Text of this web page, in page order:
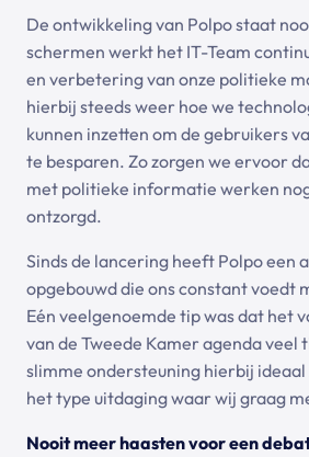
De ontwikkeling van Polpo staat
schermen werkt het IT-Team
en verbetering van onze politieke
hierbij steeds weer hoe we
kunnen inzetten om de gebruikers
te besparen. Zo zorgen we ervoor
met politieke informatie werken
ontzorgd.
Sinds de lancering heeft Polpo een
opgebouwd die ons constant voedt
Eén veelgenoemde tip was dat het
van de Tweede Kamer agenda veel
slimme ondersteuning hierbij ideaal
het type uitdaging waar wij graag
Nooit meer haasten voor een